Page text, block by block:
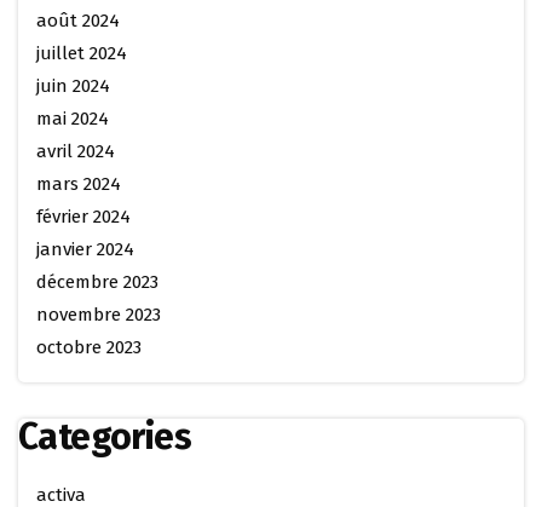
août 2024
juillet 2024
juin 2024
mai 2024
avril 2024
mars 2024
février 2024
janvier 2024
décembre 2023
novembre 2023
octobre 2023
Categories
activa